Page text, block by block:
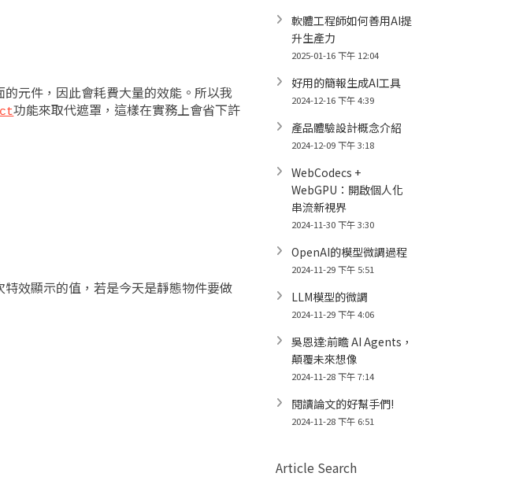
元件，因此會耗費大量的效能。所以我
功能來取代遮罩，這樣在實務上會省下許
效顯示的值，若是今天是靜態物件要做
軟體工程師如何善用AI提
升生產力
2025-01-16 下午 12:04
好用的簡報生成AI工具
2024-12-16 下午 4:39
產品體驗設計概念介紹
2024-12-09 下午 3:18
WebCodecs +
WebGPU：開啟個人化
串流新視界
2024-11-30 下午 3:30
OpenAI的模型微調過程
2024-11-29 下午 5:51
LLM模型的微調
2024-11-29 下午 4:06
吳恩達:前瞻 AI Agents，
顛覆未來想像
2024-11-28 下午 7:14
閱讀論文的好幫手們!
2024-11-28 下午 6:51
Article Search